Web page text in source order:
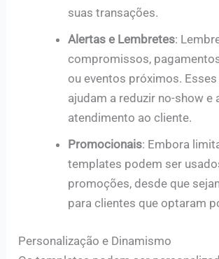
suas transações.
Alertas e Lembretes:
compromissos,
ou eventos próximos.
ajudam a reduzir no-show e
atendimento ao cliente.
Promocionais: Embora
templates podem ser
promoções, desde que
para clientes que optaram
Personalização e Dinamismo